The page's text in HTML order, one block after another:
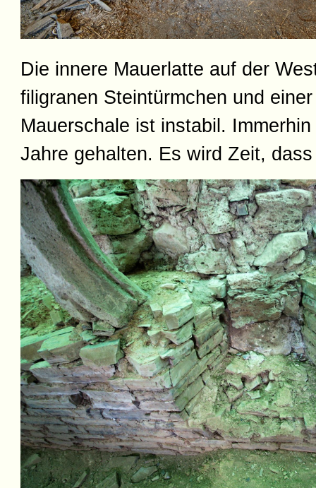
Die innere Mauerlatte auf der
filigranen Steintürmchen und
Mauerschale ist instabil.
Jahre gehalten. Es wird Zeit,